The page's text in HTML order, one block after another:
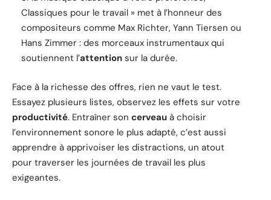
Classiques pour le travail » met à l’honneur des
compositeurs comme Max Richter, Yann Tiersen ou
Hans Zimmer : des morceaux instrumentaux qui
soutiennent l’attention sur la durée.
Face à la richesse des offres, rien ne vaut le test.
Essayez plusieurs listes, observez les effets sur votre
productivité. Entraîner son cerveau à choisir
l’environnement sonore le plus adapté, c’est aussi
apprendre à apprivoiser les distractions, un atout
pour traverser les journées de travail les plus
exigeantes.